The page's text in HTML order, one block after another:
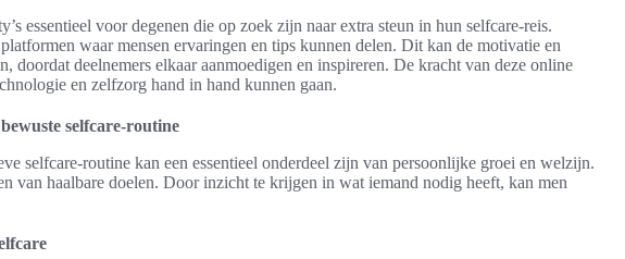
essentieel voor degenen die op zoek zijn naar extra steun in hun selfcare-reis.
waar mensen ervaringen en tips kunnen delen. Dit kan de motivatie en
doordat deelnemers elkaar aanmoedigen en inspireren. De kracht van deze online
en zelfzorg hand in hand kunnen gaan.
selfcare-routine
selfcare-routine kan een essentieel onderdeel zijn van persoonlijke groei en welzijn.
van haalbare doelen. Door inzicht te krijgen in wat iemand nodig heeft, kan men